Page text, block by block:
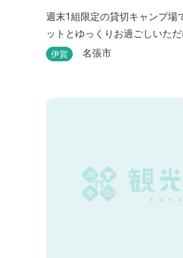
週末1組限定の貸切キャンプ場
ットとゆっくりお過ごしいただ
伊賀 名張市